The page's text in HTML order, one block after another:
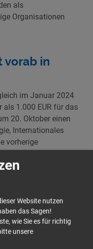
als
Organisationen
vorab in
im Januar 2024
als 1.000 EUR für das
20. Oktober einen
Internationales
vorherige
sogar eine
zu vermeiden, ist es
wendet, bevor Ihr
sind unter 0351
lhp@aktion-
Website nutzen
das Sagen!
wie Sie es für richtig
unsere